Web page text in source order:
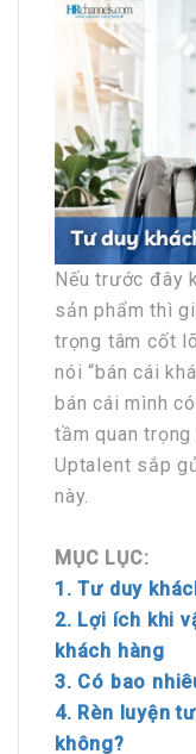
Nếu trước đây
sản phẩm thì
trọng tâm cốt
nói “bán cái
bán cái mình
tầm quan trọng
Uptalent sắp
này.
MỤC LỤC:
1. Tư duy
2. Lợi ích khi
khách hàng
3. Có bao
4. Rèn luyện
không?